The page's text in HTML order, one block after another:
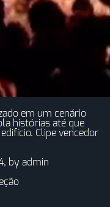
em um cenário
histórias até que
Clipe vencedor
by admin